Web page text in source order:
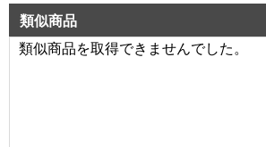
類似商品
類似商品を取得できませんでした。